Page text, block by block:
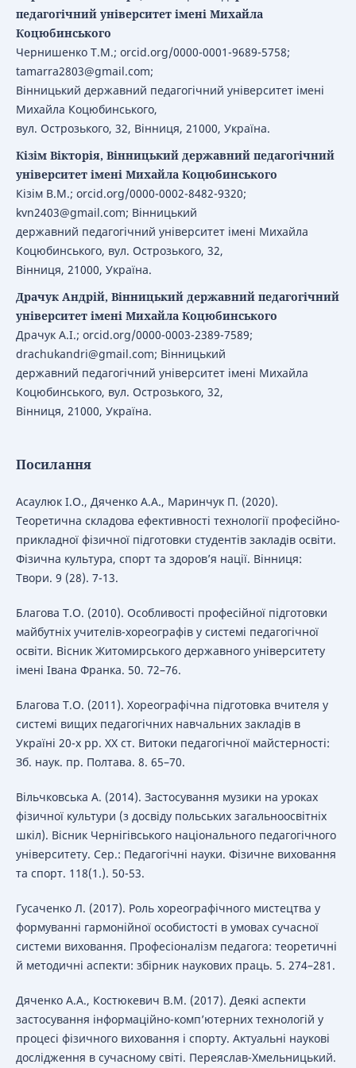
педагогічний університет імені Михайла
Коцюбинського
Чернишенко Т.М.; orcid.org/0000-0001-9689-5758;
tamarra2803@gmail.com;
Вінницький державний педагогічний університет імені
Михайла Коцюбинського,
вул. Острозького, 32, Вінниця, 21000, Україна.
Кізім Вікторія, Вінницький державний педагогічний
університет імені Михайла Коцюбинського
Кізім В.М.; orcid.org/0000-0002-8482-9320;
kvn2403@gmail.com; Вінницький
державний педагогічний університет імені Михайла
Коцюбинського, вул. Острозького, 32,
Вінниця, 21000, Україна.
Драчук Андрій, Вінницький державний педагогічний
університет імені Михайла Коцюбинського
Драчук А.І.; orcid.org/0000-0003-2389-7589;
drachukandri@gmail.com; Вінницький
державний педагогічний університет імені Михайла
Коцюбинського, вул. Острозького, 32,
Вінниця, 21000, Україна.
Посилання
Асаулюк І.О., Дяченко А.А., Маринчук П. (2020).
Теоретична складова ефективності технології професійно-
прикладної фізичної підготовки студентів закладів освіти.
Фізична культура, спорт та здоров’я нації. Вінниця:
Твори. 9 (28). 7-13.
Благова Т.О. (2010). Особливості професійної підготовки
майбутніх учителів-хореографів у системі педагогічної
освіти. Вісник Житомирського державного університету
імені Івана Франка. 50. 72–76.
Благова Т.О. (2011). Хореографічна підготовка вчителя у
системі вищих педагогічних навчальних закладів в
Україні 20-х рр. ХХ ст. Витоки педагогічної майстерності:
Зб. наук. пр. Полтава. 8. 65–70.
Вільчковська А. (2014). Застосування музики на уроках
фізичної культури (з досвіду польських загальноосвітніх
шкіл). Вісник Чернігівського національного педагогічного
університету. Сер.: Педагогічні науки. Фізичне виховання
та спорт. 118(1.). 50-53.
Гусаченко Л. (2017). Роль хореографічного мистецтва у
формуванні гармонійної особистості в умовах сучасної
системи виховання. Професіоналізм педагога: теоретичні
й методичні аспекти: збірник наукових праць. 5. 274–281.
Дяченко А.А., Костюкевич В.М. (2017). Деякі аспекти
застосування інформаційно-комп’ютерних технологій у
процесі фізичного виховання і спорту. Актуальні наукові
дослідження в сучасному світі. Переяслав-Хмельницький.